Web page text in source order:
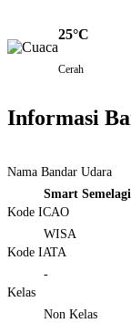
25°C
Cerah
Informasi
Nama Bandar Udara
Smart Semelagi
Kode ICAO
WISA
Kode IATA
-
Kelas
Non Kelas